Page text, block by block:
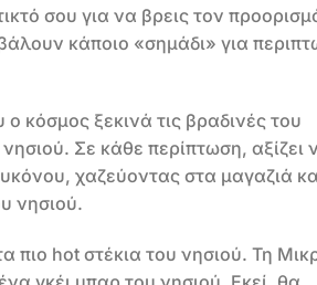
σου για να βρεις τον
κάποιο «σημάδι» για
κόσμος ξεκινά τις βραδινές του
Σε κάθε περίπτωση, αξίζει
χαζεύοντας στα μαγαζιά
νησιού.
πιο hot στέκια του νησιού. Τη